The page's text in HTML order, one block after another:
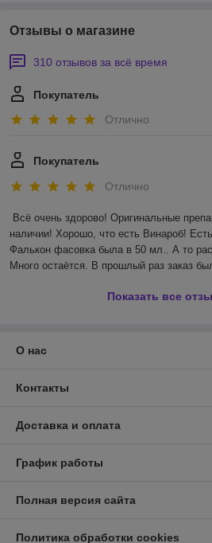
Отзывы о магазине
310 отзывов за всё время
Покупатель
Отлично
Покупатель
Отлично
Всё очень здорово! Оригинальные
наличии! Хорошо, что есть Винароб!
Фалькон фасовка была в 50 мл.. А то
Много остаётся. В прошлый раз заказ
Показать все
О нас
Контакты
Доставка и оплата
График работы
Полная версия сайта
Политика обработки cookies